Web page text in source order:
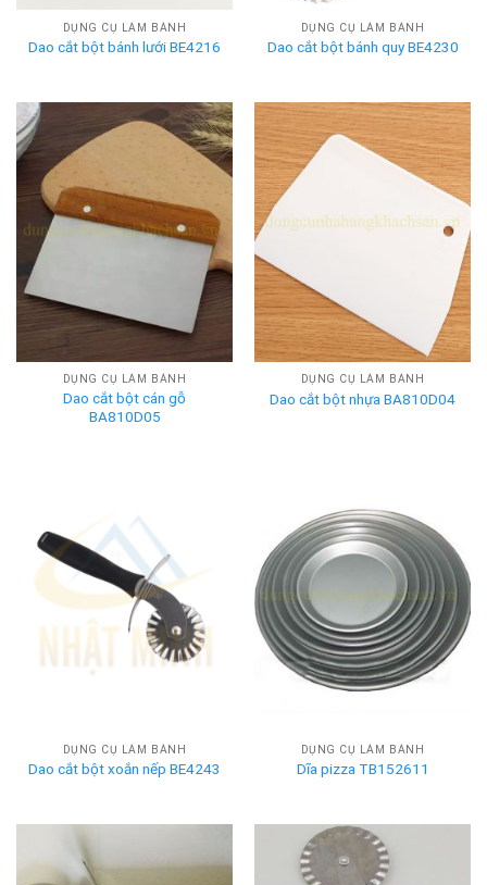
DỤNG CỤ LÀM BÁNH
Dao cắt bột bánh lưới BE4216
DỤNG CỤ LÀM BÁNH
Dao cắt bột bánh quy BE4230
DỤNG CỤ LÀM BÁNH
Dao cắt bột cán gỗ
BA810D05
DỤNG CỤ LÀM BÁNH
Dao cắt bột nhựa BA810D04
DỤNG CỤ LÀM BÁNH
Dao cắt bột xoắn nếp BE4243
DỤNG CỤ LÀM BÁNH
Dĩa pizza TB152611